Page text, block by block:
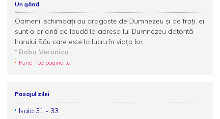
Un gând
Oamenii schimbați au dragoste de Dumnezeu și de frați, ei
sunt o pricină de laudă la adresa lui Dumnezeu datorită
harului Său care este la lucru în viața lor.
Bobu Veronica
Pune-l pe pagina ta
Pasajul zilei
Isaia 31 - 33